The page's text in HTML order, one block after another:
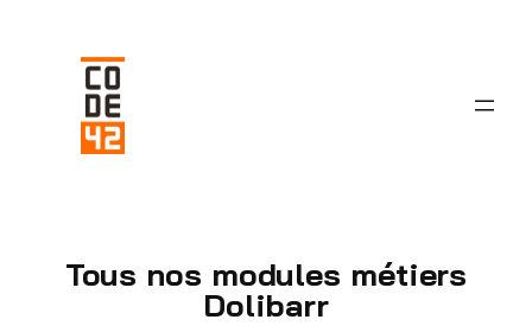
contenu
Tous nos modules métiers
Dolibarr